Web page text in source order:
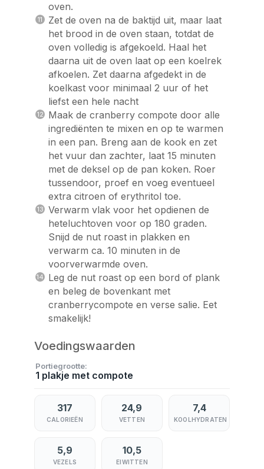
oven.
Zet de oven na de baktijd uit, maar laat
het brood in de oven staan, totdat de
oven volledig is afgekoeld. Haal het
daarna uit de oven laat op een koelrek
afkoelen. Zet daarna afgedekt in de
koelkast voor minimaal 2 uur of het
liefst een hele nacht
Maak de cranberry compote door alle
ingrediënten te mixen en op te warmen
in een pan. Breng aan de kook en zet
het vuur dan zachter, laat 15 minuten
met de deksel op de pan koken. Roer
tussendoor, proef en voeg eventueel
extra citroen of erythritol toe.
Verwarm vlak voor het opdienen de
heteluchtoven voor op 180 graden.
Snijd de nut roast in plakken en
verwarm ca. 10 minuten in de
voorverwarmde oven.
Leg de nut roast op een bord of plank
en beleg de bovenkant met
cranberrycompote en verse salie. Eet
smakelijk!
Voedingswaarden
Portiegrootte
1 plakje met compote
317
CALORIEËN
24,9
VETTEN
7,4
KOOLHYDRATEN
5,9
VEZELS
10,5
EIWITTEN